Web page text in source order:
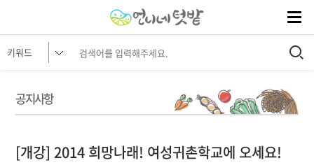
공지사항
[개강] 2014 희망나래! 여성귀촌학교에 오세요!